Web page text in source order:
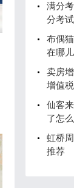
满分
分考
布偶
在哪
卖房
增值
仙客
了怎
虹桥
推荐